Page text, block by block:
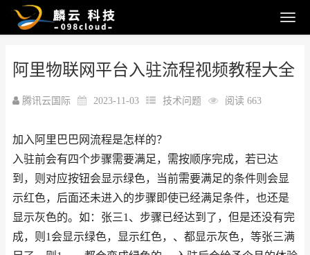
阿里物联网平台入驻流程视频教程大全
腾讯云国际 2023-11-03 技术问题 阅读 663
加入阿里巴巴网流程是怎样的？
入驻前会有四个步骤需要满足，需按顺序完成，若已达
到，则对应按钮会显示绿色，当前需要满足的条件则会显
示红色，后面还未进入的步骤即使已经满足条件，也还是
显示灰色的。如：张三1、步骤已经达到了，但是还没有完
成，则1会显示绿色，显示红色，、都显示灰色，等张三满